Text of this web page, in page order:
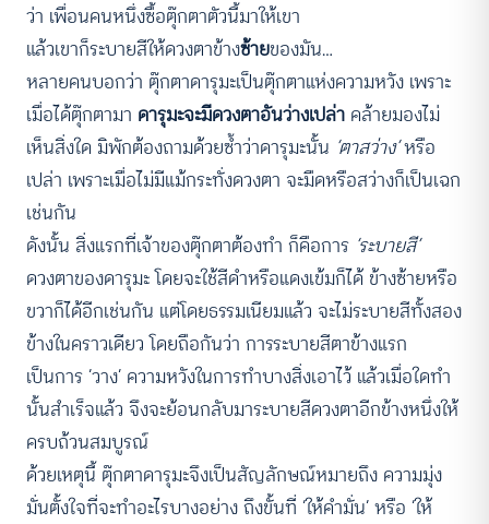
ว่า เพื่อนคนหนึ่งซื้อตุ๊กตาตัวนี้มาให้เขา
แล้วเขาก็ระบายสีให้ดวงตาข้างซ้ายของมัน…
หลายคนบอกว่า ตุ๊กตาดารุมะเป็นตุ๊กตาแห่งความหวัง เพราะ
เมื่อได้ตุ๊กตามา ดารุมะจะมีดวงตาอันว่างเปล่า คล้ายมองไม่
เห็นสิ่งใด มิพักต้องถามด้วยซ้ำว่าดารุมะนั้น ‘ตาสว่าง’หรือ
เปล่า เพราะเมื่อไม่มีแม้กระทั่งดวงตา จะมืดหรือสว่างก็เป็นเฉก
เช่นกัน
ดังนั้น สิ่งแรกที่เจ้าของตุ๊กตาต้องทำ ก็คือการ ‘ระบายสี’
ดวงตาของดารุมะ โดยจะใช้สีดำหรือแดงเข้มก็ได้ ข้างซ้ายหรือ
ขวาก็ได้อีกเช่นกัน แต่โดยธรรมเนียมแล้ว จะไม่ระบายสีทั้งสอง
ข้างในคราวเดียว โดยถือกันว่า การระบายสีตาข้างแรก
เป็นการ ‘วาง’ ความหวังในการทำบางสิ่งเอาไว้ แล้วเมื่อใดทำ
นั้นสำเร็จแล้ว จึงจะย้อนกลับมาระบายสีดวงตาอีกข้างหนึ่งให้
ครบถ้วนสมบูรณ์
ด้วยเหตุนี้ ตุ๊กตาดารุมะจึงเป็นสัญลักษณ์หมายถึง ความมุ่ง
มั่นตั้งใจที่จะทำอะไรบางอย่าง ถึงขั้นที่ ‘ให้คำมั่น’ หรือ ‘ให้